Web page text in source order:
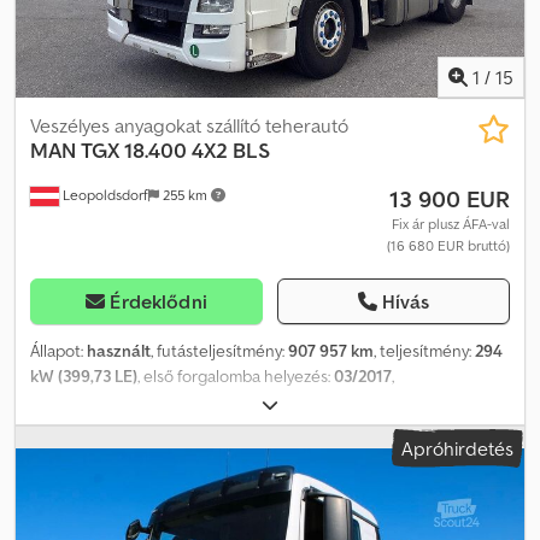
1 / 15
Leopoldsdorf 255 km
Veszélyes anyagokat szállító teherautó
MAN TGX 18.400 4X2 BLS
13 900 EUR
Fix ár plusz ÁFA-val
(16 680 EUR bruttó)
Érdeklődni Hívás
Állapot: használt, futásteljesítmény:907 957 km, teljesítmény:294
kW (399,73 LE), első forgalomba helyezés:03/2017,
, össztömeg:
4x2, tengelytáv:3 600 mm, szín:fehér, vezetőfülke:alvófülke,
hajtástípus:félautomata, kibocsátási osztály:Euro 6,
acél-levegő, Gyártási év:2016
alacsony zajszint, differenciálzár, fedélzeti számítógép,
hidraulika, kipörgésgátló, légkondicionálás, tempomat,
Apróhirdetés